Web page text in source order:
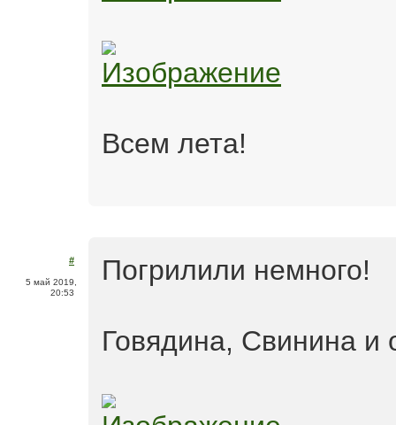
Всем лета!
#
5 май 2019,
20:53
Погрилили немного!
Говядина, Свинина и